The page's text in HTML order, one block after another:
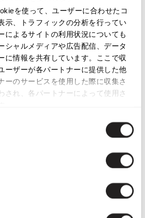
を使って、ユーザーに合わせたコ
示、トラフィックの分析を行ってい
によるサイトの利用状況についても
シャルメディアや広告配信、データ
に情報を共有しています。ここで収
ーザーが各パートナーに提供した他
ーのサービスを使用した際に収集さ
され、各パートナーによって使用さ
MIYAKE
イミヤケ
ISSEY MIYAKE
セイミヤケ
い合わせる
案内をご確認ください。
English Page(Global shipping)